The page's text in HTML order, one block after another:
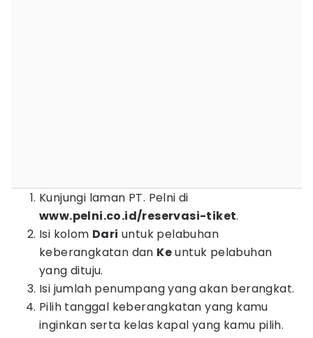
Kunjungi laman PT. Pelni di
www.pelni.co.id/reservasi-tiket.
Isi kolom Dari untuk pelabuhan
keberangkatan dan Keuntuk pelabuhan
yang dituju.
Isi jumlah penumpang yang akan berangkat.
Pilih tanggal keberangkatan yang kamu
inginkan serta kelas kapal yang kamu pilih.